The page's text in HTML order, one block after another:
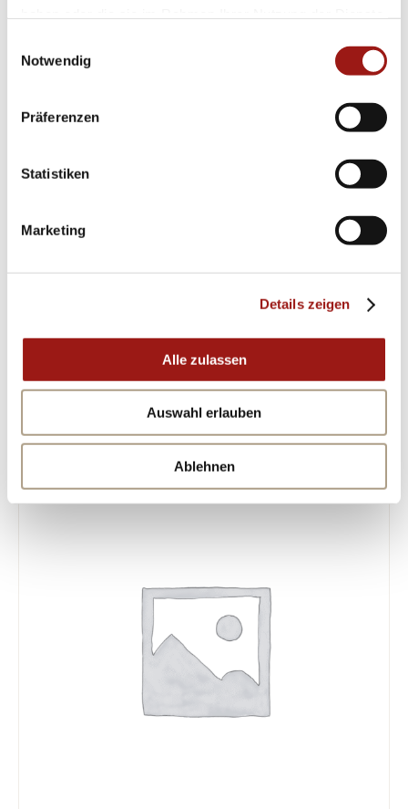
Notwendig
Präferenzen
Statistiken
Marketing
Details zeigen
Alle zulassen
Auswahl erlauben
Ablehnen